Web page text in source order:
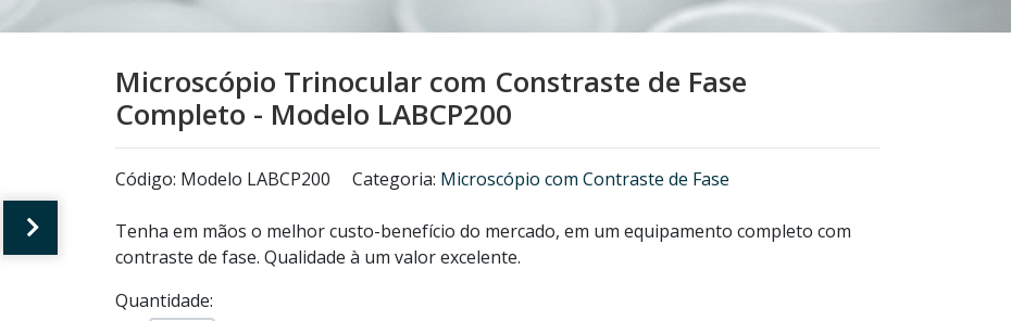
Microscópio Trinocular com Constraste de Fase
Completo - Modelo LABCP200
Código: Modelo LABCP200 Categoria: Microscópio com Contraste de Fase
Tenha em mãos o melhor custo-benefício do mercado, em um equipamento completo com
contraste de fase. Qualidade à um valor excelente.
Quantidade: